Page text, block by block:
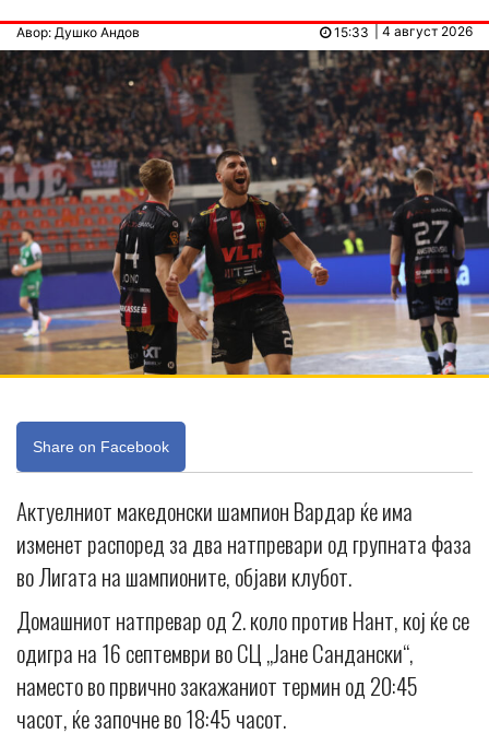
Авор: Душко Андов | 4 август 2026
15:33
Share on Facebook
Актуелниот македонски шампион Вардар ќе има
изменет распоред за два натпревари од групната фаза
во Лигата на шампионите, објави клубот.
Домашниот натпревар од 2. коло против Нант, кој ќе се
одигра на 16 септември во СЦ „Јане Сандански“,
наместо во првично закажаниот термин од 20:45
часот, ќе започне во 18:45 часот.